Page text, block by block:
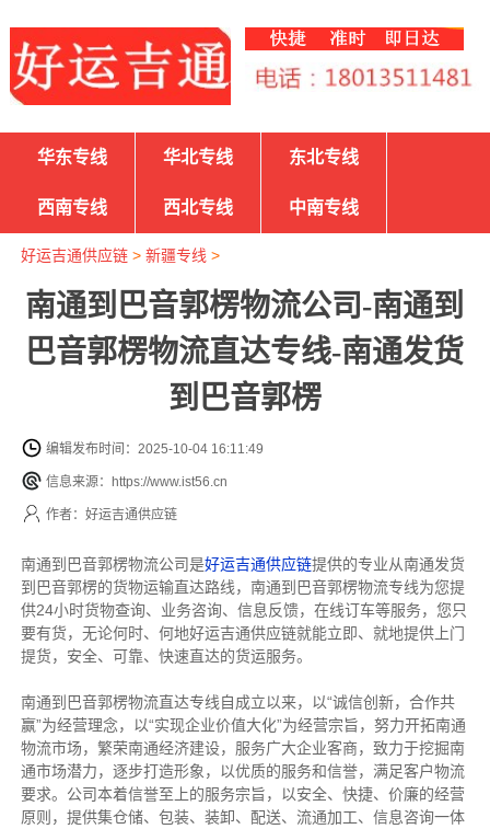
华东专线 华北专线 东北专线
西南专线 西北专线 中南专线
好运吉通供应链> 新疆专线 >
南通到巴音郭楞物流公司-南通到
巴音郭楞物流直达专线-南通发货
到巴音郭楞
编辑发布时间：2025-10-04 16:11:49
信息来源：https://www.ist56.cn
作者：好运吉通供应链
南通到巴音郭楞物流公司是好运吉通供应链提供的专业从南通发货
到巴音郭楞的货物运输直达路线，南通到巴音郭楞物流专线为您提
供24小时货物查询、业务咨询、信息反馈，在线订车等服务，您只
要有货，无论何时、何地好运吉通供应链就能立即、就地提供上门
提货，安全、可靠、快速直达的货运服务。
南通到巴音郭楞物流直达专线自成立以来，以“诚信创新，合作共
赢”为经营理念，以“实现企业价值大化”为经营宗旨，努力开拓南通
物流市场，繁荣南通经济建设，服务广大企业客商，致力于挖掘南
通市场潜力，逐步打造形象，以优质的服务和信誉，满足客户物流
要求。公司本着信誉至上的服务宗旨，以安全、快捷、价廉的经营
原则，提供集仓储、包装、装卸、配送、流通加工、信息咨询一体